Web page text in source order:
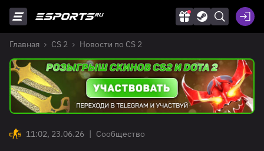
Главная CS 2 Новости по CS 2
11:02, 23.06.26 | Сообщество